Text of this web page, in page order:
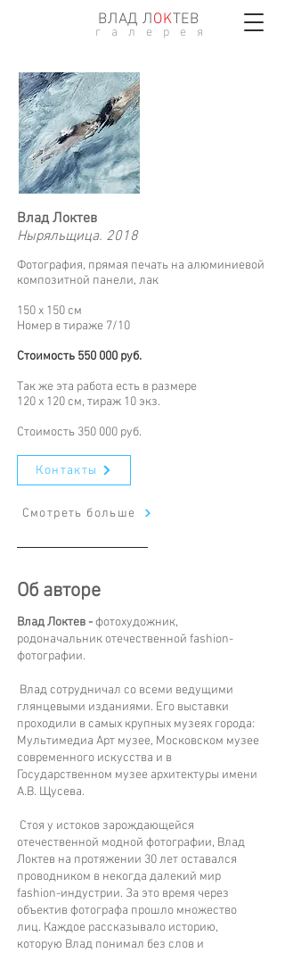
ВЛАД ЛОKТЕВ
г а л е р е я
Влад Локтев
Ныряльщица. 2018
Фотография, прямая печать на алюминиевой
композитной панели, лак
150 х 150 см
Номер в тираже 7/10
Стоимость 550 000 руб.
Так же эта работа есть в размере
120 х 120 см, тираж 10 экз.
Стоимость 350 000 руб.
Контакты
Смотреть больше
Об авторе
Влад Локтев -фотохудожник,
родоначальник отечественной fashion-
фотографии.
Влад сотрудничал со всеми ведущими
глянцевыми изданиями. Его выставки
проходили в самых крупных музеях города:
Мультимедиа Арт музее, Московском музее
современного искусства и в
Государственном музее архитектуры имени
А.В. Щусева.
Стоя у истоков зарождающейся
отечественной модной фотографии, Влад
Локтев на протяжении 30 лет оставался
проводником в некогда далекий мир
fashion-индустрии. За это время через
объектив фотографа прошло множество
лиц. Каждое рассказывало историю,
которую Влад понимал без слов и